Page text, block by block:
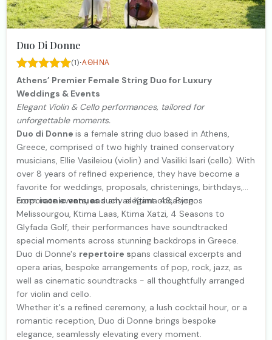
Duo Di Donne
(1)·ΑΘΉΝΑ
Athens’ Premier Female String Duo for Luxury
Weddings & Events
Elegant Violin & Cello performances, tailored for
unforgettable moments.
Duo di Donne is a female string duo based in Athens,
Greece, comprised of two highly trained conservatory
musicians, Ellie Vasileiou (violin) and Vasiliki Isari (cello). With
over 8 years of refined experience, they have become a
favorite for weddings, proposals, christenings, birthdays,
corporate events, and any elegant occasion.
Fromiconic venuessuch as Ktima 48, Pyrgos
Melissourgou, Ktima Laas, Ktima Xatzi, 4 Seasons to
Glyfada Golf, their performances have soundtracked
special moments across stunning backdrops in Greece.
Duo di Donne's repertoire spans classical excerpts and
opera arias, bespoke arrangements of pop, rock, jazz, as
well as cinematic soundtracks - all thoughtfully arranged
for violin and cello.
Whether it's a refined ceremony, a lush cocktail hour, or a
romantic reception, Duo di Donne brings bespoke
elegance, seamlessly elevating every moment.